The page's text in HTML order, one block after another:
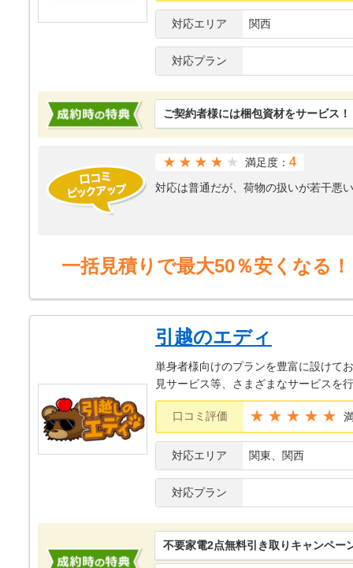
対応エリア 関西
対応プラン
ご契約者様には梱包資材をサービス！
★★★★ 満足度： 4
対応は普通だが、荷物の扱いが若干悪
一括見積りで最大50％安くなる！
引越のエディ
単身者様向けのプランを豊富に設けて
見サービス等、さまざまなサービスを
口コミ評価 ★★★★★
対応エリア 関東、関西
対応プラン
不要家電2点無料引き取りキャンペー